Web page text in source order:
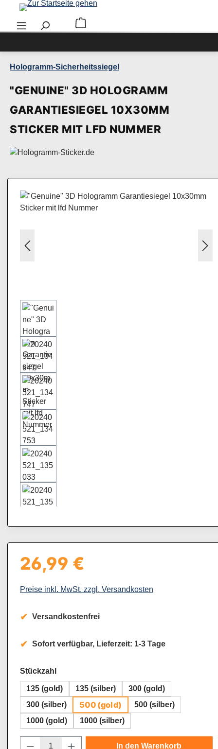
Zum Hauptinhalt springen
Warenkorb enthält 0 Positionen. Der
Hologramm-Sicherheitssiegel
"GENUINE" 3D HOLOGRAMM
GARANTIESIEGEL 10X30MM
STICKER MIT LFD NUMMER
Bildergalerie überspringen
Regulärer Preis:
26,99 €
Preise inkl. MwSt. zzgl. Versandkosten
Versandkostenfrei
Sofort verfügbar, Lieferzeit: 1-3 Tage
Stückzahl auswählen
135 (gold) 135 (silber)
300 (gold)
300 (silber)
500 (gold)
500 (silber)
1000 (gold)
1000 (silber)
Produkt Anzahl: Gib den gewünschten
In den Warenkorb